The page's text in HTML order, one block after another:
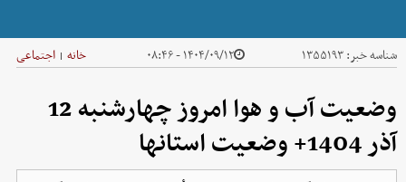
شناسه خبر:۱۳۵۵۱۹۳ ۱۴۰۴/۰۹/۱۲ - ۰۸:۴۶ خانه | اجتماعی
وضعیت آب و هوا امروز چهارشنبه 12
آذر 1404+ وضعیت استانها